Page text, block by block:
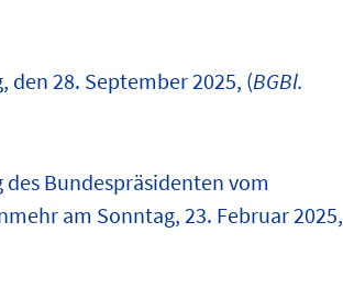
28. September 2025, (BGBl.
Bundespräsidenten vom
am Sonntag, 23. Februar 2025,